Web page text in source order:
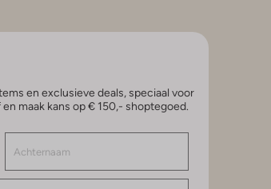
en exclusieve deals, speciaal voor
maak kans op € 150,- shoptegoed.